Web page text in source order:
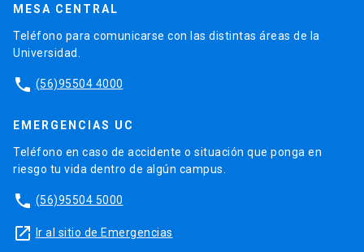
MESA CENTRAL
Teléfono para comunicarse con las distintas áreas de la
Universidad.
phone (56)95504 4000
EMERGENCIAS UC
Teléfono en caso de accidente o situación que ponga en
riesgo tu vida dentro de algún campus.
phone (56)95504 5000
launch Ir al sitio de Emergencias